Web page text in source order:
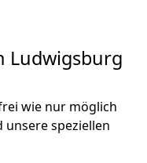
Ludwigsburg
wie nur möglich
speziellen